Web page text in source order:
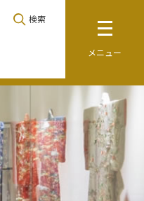
メニュー
検索